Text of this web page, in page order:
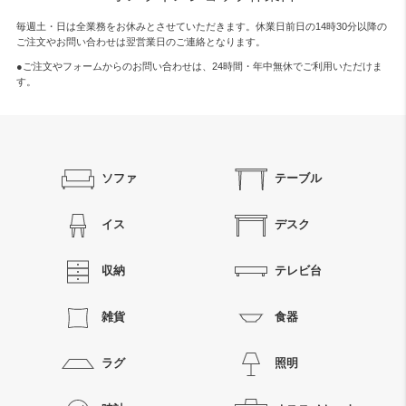
毎週土・日は全業務をお休みとさせていただきます。休業日前日の14時30分以降の
ご注文やお問い合わせは翌営業日のご連絡となります。
●ご注文やフォームからのお問い合わせは、 24時間・年中無休でご利用いただけま
す。
ソファ テーブル
イス デスク
収納 テレビ台
雑貨 食器
ラグ 照明